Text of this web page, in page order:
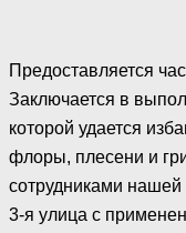
Предоставляется
Заключается в
которой удается
флоры, плесени и
сотрудниками
3-я улица с